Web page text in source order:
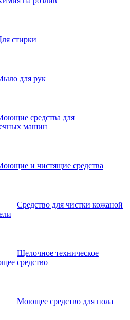
стирки
для рук
средства для
машин
и чистящие средства
Средство для чистки кожаной
Щелочное техническое
средство
Моющее средство для пола